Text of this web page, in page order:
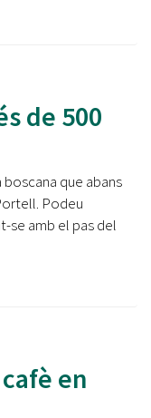
de 500
boscana que abans
Podeu
se amb el pas del
en